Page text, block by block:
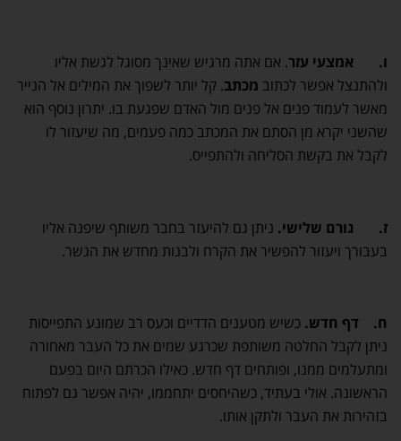
ו. אמצעי עזר. אם אתה מרגיש שאינך מסוגל לגשת אליו
ולהתנצל אפשר לכתוב מכתב. קל יותר לשפוך את המילים אל הנייר
מאשר לעמוד פנים אל פנים מול האדם שפגעת בו. יתרון נוסף הוא
שהשני יקרא מן הסתם את המכתב כמה פעמים, מה שיעזור לו
לקבל את בקשת הסליחה ולהתפייס.
ז. גורם שלישי. ניתן גם להיעזר בחבר משותף שיפנה אליו
בעבורך ויעזור להפשיר את הקרח ולבנות מחדש את הגשר.
ח. דף חדש. כשיש מטענים הדדיים וכעס רב שמונע התפייסות
ניתן לקבל החלטה משותפת שכרגע שמים את כל העבר מאחורה
ומתעלמים ממנו, ופותחים דף חדש. כאילו הכרתם היום בפעם
הראשונה. אולי בעתיד, כשהיחסים יתחממו, יהיה אפשר גם לפתוח
בזהירות את העבר ולתקן אותו.